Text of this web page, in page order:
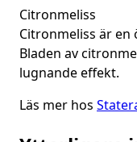
Citronmeliss
Citronmeliss är en
Bladen av
lugnande effekt.
Läs mer hos